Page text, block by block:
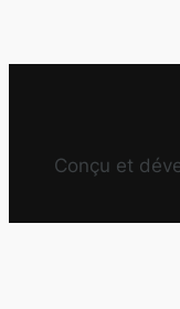
Conçu et